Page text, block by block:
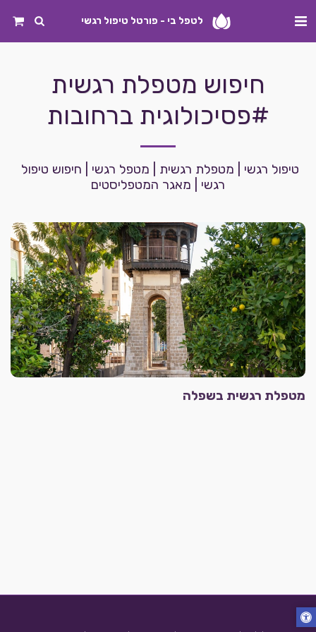
לטפל בי - פורטל טיפול רגשי
חיפוש מטפלת רגשית
#פסיכולוגית ברחובות
רגשי | מאגר המטפליסטים
מטפלת רגשית בשפלה